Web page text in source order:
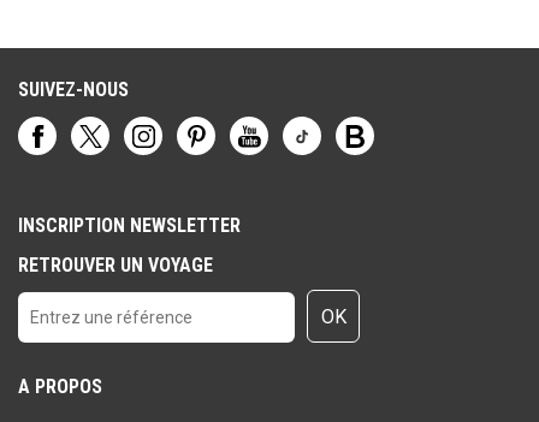
SUIVEZ-NOUS
INSCRIPTION NEWSLETTER
RETROUVER UN VOYAGE
OK
A PROPOS